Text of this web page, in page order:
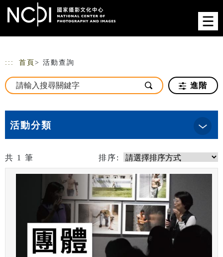
跳到主要內容
網站導覽
::: 首頁 > 活動查詢
進階
活動分類
共 1 筆 排序: